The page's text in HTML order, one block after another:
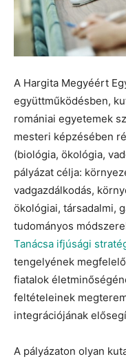
A Hargita Megyéért
együttműködésben,
romániai egyetemek
mesteri képzésében
(biológia, ökológia,
pályázat célja:
vadgazdálkodás,
ökológiai, társadalmi,
tudományos
Tanácsa ifjúsági
tengelyének
fiatalok
feltételeinek
integrációjának
A pályázaton olyan